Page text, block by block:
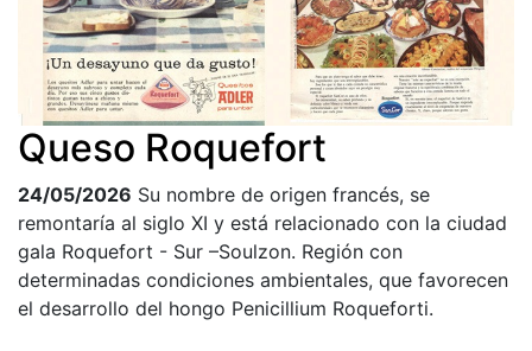
Queso Roquefort
24/05/2026 Su nombre de origen francés, se
remontaría al siglo XI y está relacionado con la ciudad
gala Roquefort - Sur –Soulzon. Región con
determinadas condiciones ambientales, que favorecen
el desarrollo del hongo Penicillium Roqueforti.